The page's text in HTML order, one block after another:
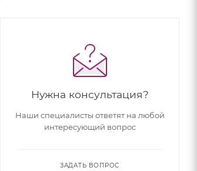
Нужна консультация?
Наши специалисты ответят на любой
интересующий вопрос
ЗАДАТЬ ВОПРОС